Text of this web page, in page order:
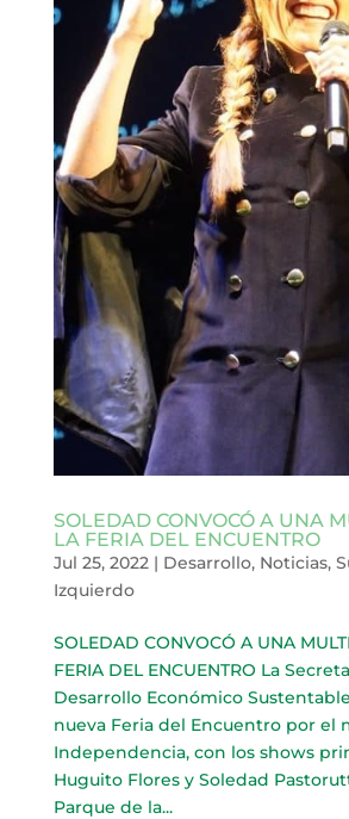
SOLEDAD CONVOCÓ A UNA
LA FERIA DEL ENCUENTRO
Jul 25, 2022| Desarrollo, Noticias,
Izquierdo
SOLEDAD CONVOCÓ A UNA
FERIA DEL ENCUENTRO La
Desarrollo Económico
nueva Feria del Encuentro por el
Independencia, con los shows
Huguito Flores y Soledad
Parque de la...